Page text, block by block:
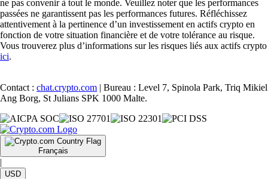
ne pas convenir à tout le monde. Veuillez noter que les performances
passées ne garantissent pas les performances futures. Réfléchissez
attentivement à la pertinence d’un investissement en actifs crypto en
fonction de votre situation financière et de votre tolérance au risque.
Vous trouverez plus d’informations sur les risques liés aux actifs crypto
ici.
Contact : chat.crypto.com | Bureau : Level 7, Spinola Park, Triq Mikiel
Ang Borg, St Julians SPK 1000 Malte.
Français
|
USD